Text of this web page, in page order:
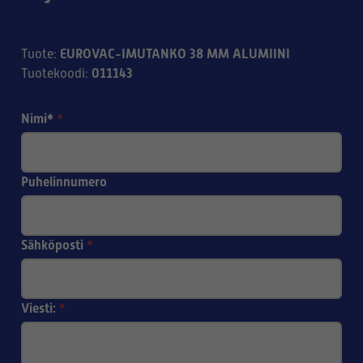
Tuote: EUROVAC-IMUTANKO 38 MM ALUMIINI
Tuotekoodi: 011143
Nimi* *
Puhelinnumero
Sähköposti *
Viesti: *